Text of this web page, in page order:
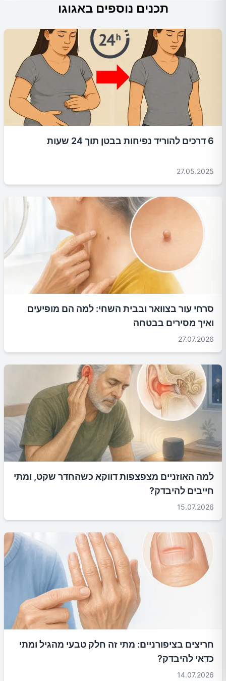
תכנים נוספים באגוגו
6 דרכים להוריד נפיחות בבטן תוך 24 שעות
27.05.2025
סרחי עור בצוואר ובבית השחי: למה הם מופיעים
ואיך מסירים בבטחה
27.07.2026
למה האוזניים מצפצפות דווקא כשהחדר שקט, ומתי
חייבים להיבדק?
15.07.2026
חריצים בציפורניים: מתי זה חלק טבעי מהגיל ומתי
כדאי להיבדק?
14.07.2026